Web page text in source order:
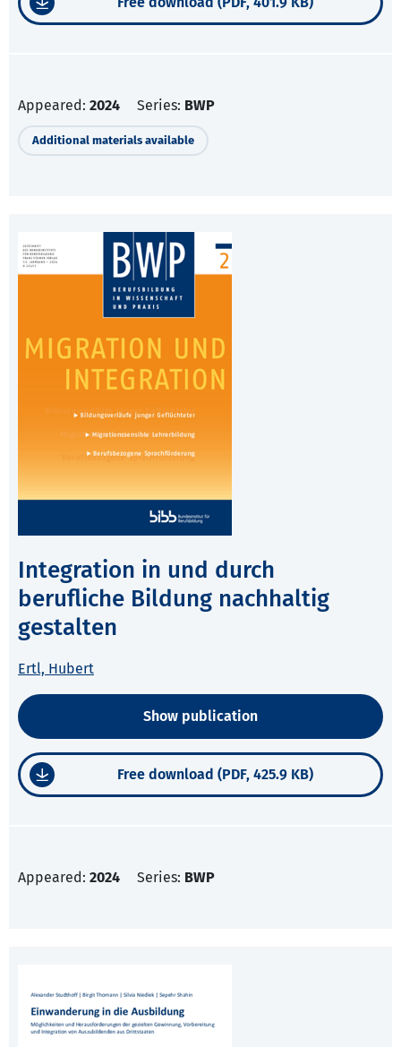
Appeared: 2024 Series: BWP
Additional materials available
Integration in und durch
berufliche Bildung nachhaltig
gestalten
Ertl, Hubert
Show publication
Free download (PDF, 425.9 KB)
Appeared: 2024 Series: BWP